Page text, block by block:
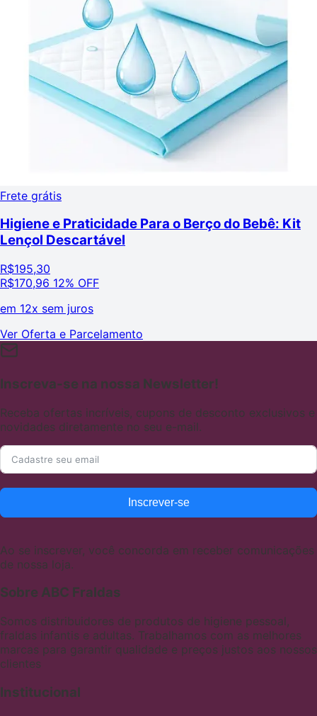
Frete grátis
Higiene e Praticidade Para o Berço do Bebê: Kit
Lençol Descartável
R$195,30
R$170,96 12% OFF
em 12x sem juros
Ver Oferta e Parcelamento
Inscreva-se na nossa Newsletter!
Receba ofertas incríveis, cupons de desconto exclusivos e
novidades diretamente no seu e-mail.
Inscrever-se
Ao se inscrever, você concorda em receber comunicações
de nossa loja.
Sobre ABC Fraldas
Somos distribuidores de produtos de higiene pessoal,
fraldas infantis e adultas. Trabalhamos com as melhores
marcas para garantir qualidade e preços justos aos nossos
clientes
Institucional